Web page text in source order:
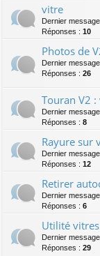
vitre
Dernier
Réponses : 10
Photos de
Dernier
Réponses : 26
Touran V2
Dernier
Réponses : 8
Rayure sur
Dernier
Réponses : 12
Retirer
Dernier
Réponses : 6
Utilité
Dernier
Réponses : 29